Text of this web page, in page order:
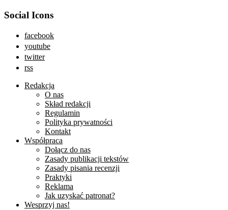
Social Icons
facebook
youtube
twitter
rss
Redakcja
O nas
Skład redakcji
Regulamin
Polityka prywatności
Kontakt
Współpraca
Dołącz do nas
Zasady publikacji tekstów
Zasady pisania recenzji
Praktyki
Reklama
Jak uzyskać patronat?
Wesprzyj nas!